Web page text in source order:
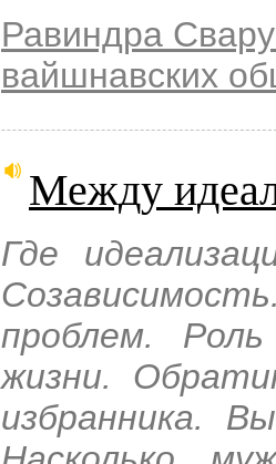
Равиндра
вайшнавских
Между
Где
проблем.
жизни.
избранника.